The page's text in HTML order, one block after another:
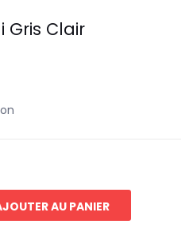
Gris Clair
AU PANIER